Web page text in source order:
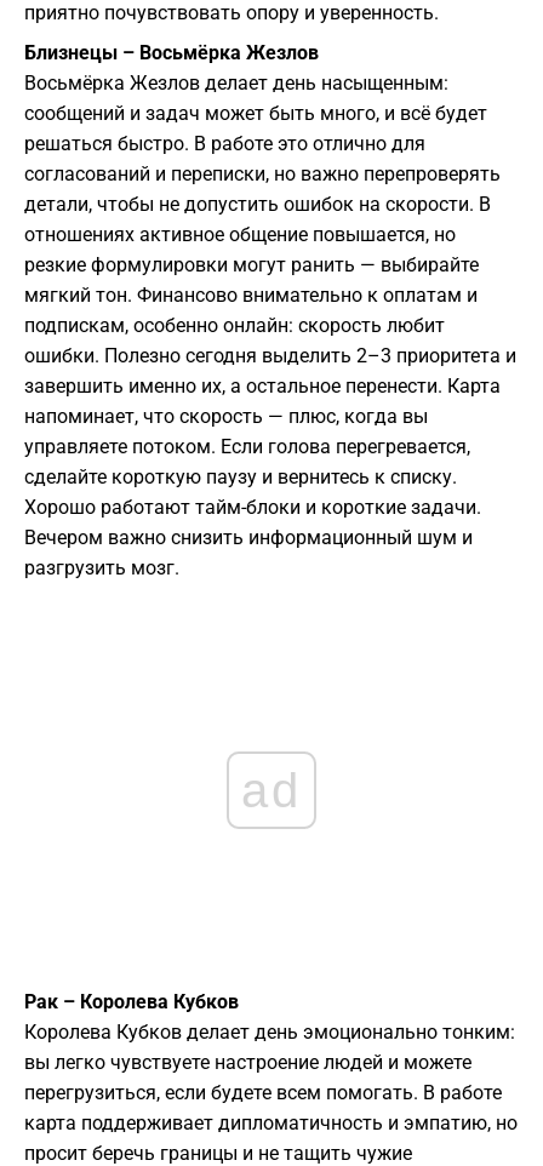
приятно почувствовать опору и уверенность.
Близнецы – Восьмёрка Жезлов
Восьмёрка Жезлов делает день насыщенным:
сообщений и задач может быть много, и всё будет
решаться быстро. В работе это отлично для
согласований и переписки, но важно перепроверять
детали, чтобы не допустить ошибок на скорости. В
отношениях активное общение повышается, но
резкие формулировки могут ранить — выбирайте
мягкий тон. Финансово внимательно к оплатам и
подпискам, особенно онлайн: скорость любит
ошибки. Полезно сегодня выделить 2–3 приоритета и
завершить именно их, а остальное перенести. Карта
напоминает, что скорость — плюс, когда вы
управляете потоком. Если голова перегревается,
сделайте короткую паузу и вернитесь к списку.
Хорошо работают тайм-блоки и короткие задачи.
Вечером важно снизить информационный шум и
разгрузить мозг.
ad
Рак – Королева Кубков
Королева Кубков делает день эмоционально тонким:
вы легко чувствуете настроение людей и можете
перегрузиться, если будете всем помогать. В работе
карта поддерживает дипломатичность и эмпатию, но
просит беречь границы и не тащить чужие